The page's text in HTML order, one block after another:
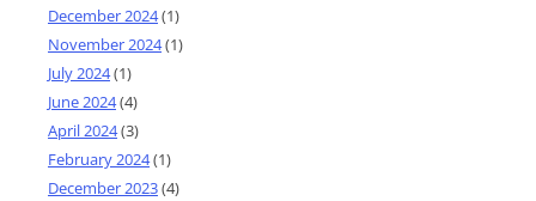
December 2024(1)
November 2024(1)
July 2024(1)
June 2024(4)
April 2024(3)
February 2024(1)
December 2023(4)